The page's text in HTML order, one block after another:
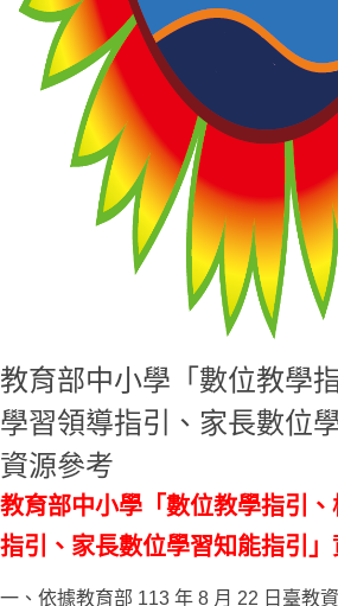
教育部中小學「數位教學
學習領導指引、家長數位
資源參考
教育部中小學「數位教學指引
指引、家長數位學習知能指引
一、依據教育部 113 年 8 月 22 日臺教